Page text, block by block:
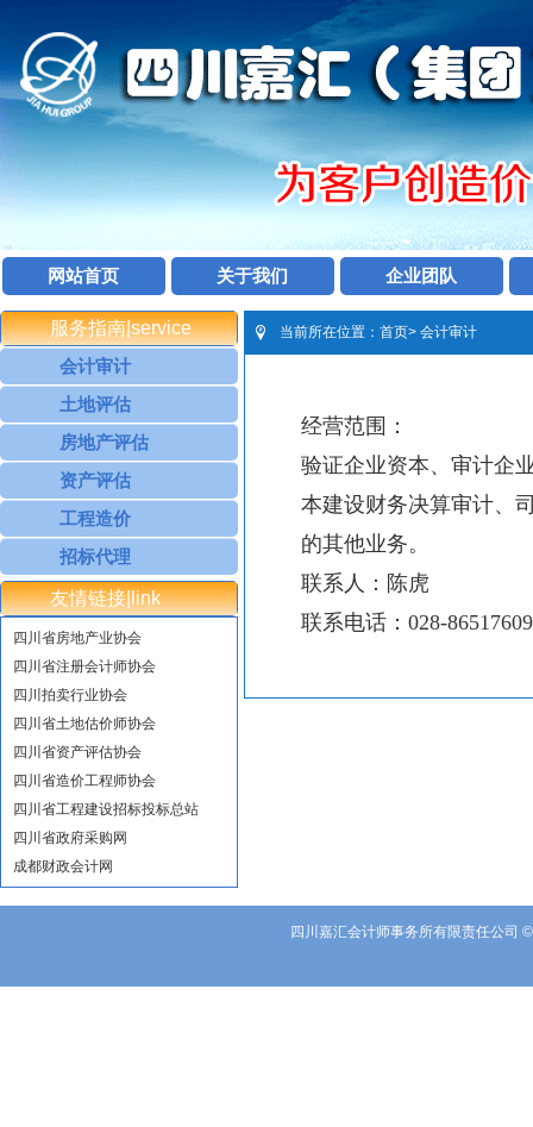
网站首页 关于我们 企业团队
服务指南|service
会计审计
土地评估
房地产评估
资产评估
工程造价
招标代理
友情链接|link
四川省房地产业协会
四川省注册会计师协会
四川拍卖行业协会
四川省土地估价师协会
四川省资产评估协会
四川省造价工程师协会
四川省工程建设招标投标总站
四川省政府采购网
成都财政会计网
当前所在位置： 首页> 会计审计
经营范围：
验证企业资本、审计企
本建设财务决算审计、
的其他业务。
联系人：陈虎
联系电话：028-
四川嘉汇会计师事务所有限责任公司